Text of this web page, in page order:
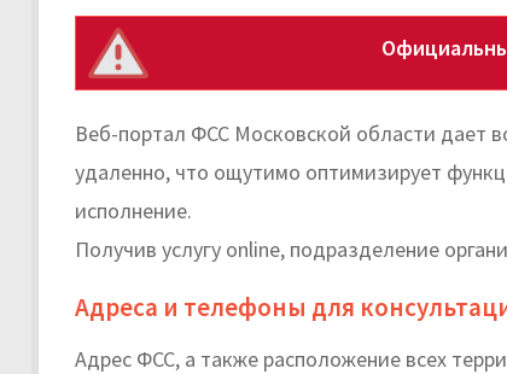
Веб-портал ФСС Московской области дает
удаленно, что ощутимо оптимизирует
исполнение.
Получив услугу online, подразделение
Адреса и телефоны для
Адрес ФСС, а также расположение всех